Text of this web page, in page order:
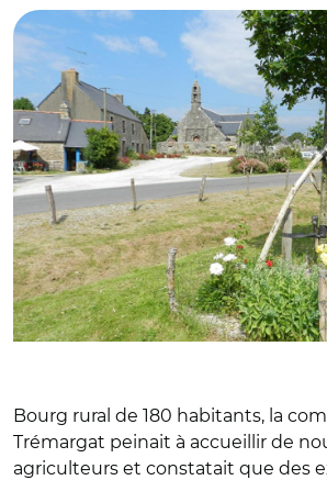
Bourg rural de 180 habitants, la
Trémargat peinait à accueillir de
agriculteurs et constatait que des